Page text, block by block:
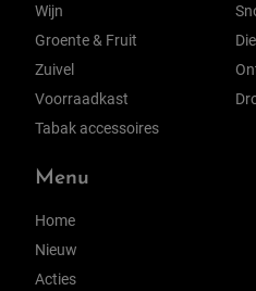
Wijn
Groente & Fruit
Zuivel
Voorraadkast
Tabak accessoires
Menu
Home
Nieuw
Acties